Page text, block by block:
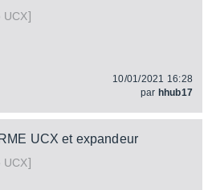
UCX]
10/01/2021 16:28
par hhub17
RME UCX et expandeur
UCX]